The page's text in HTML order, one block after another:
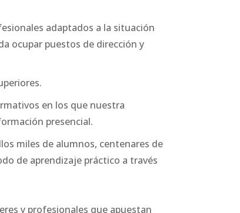
adaptados a la situación
ocupar puestos de dirección y
en los que nuestra
presencial.
miles de alumnos, centenares de
de aprendizaje práctico a través
y profesionales que apuestan